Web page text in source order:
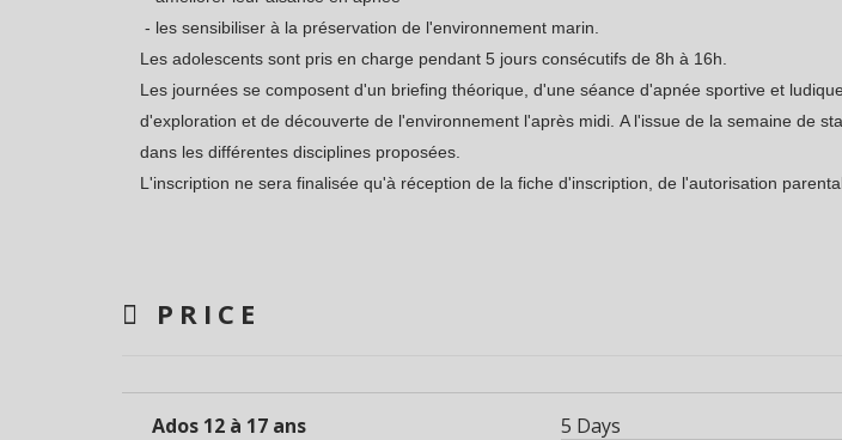
- les sensibiliser à la préservation de l'environnement marin.
Les adolescents sont pris en charge pendant 5 jours consécutifs de 8h à 16h.
Les journées se composent d'un briefing théorique, d'une séance d'apnée sportive et
d'exploration et de découverte de l'environnement l'après midi. A l'issue de la semaine de
dans les différentes disciplines proposées.
L'inscription ne sera finalisée qu'à réception de la fiche d'inscription, de l'autorisation
PRICE
Ados 12 à 17 ans 5 Days